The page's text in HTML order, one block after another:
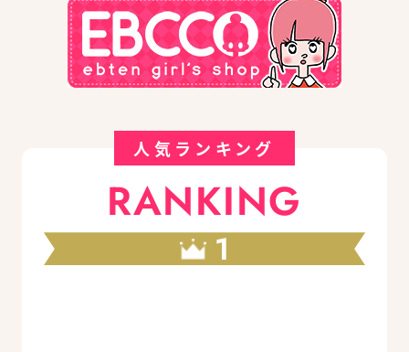
人気ランキング
RANKING
1